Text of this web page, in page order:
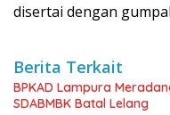
disertai dengan
Berita Terkait
BPKAD Lampura
SDABMBK Batal Lelang